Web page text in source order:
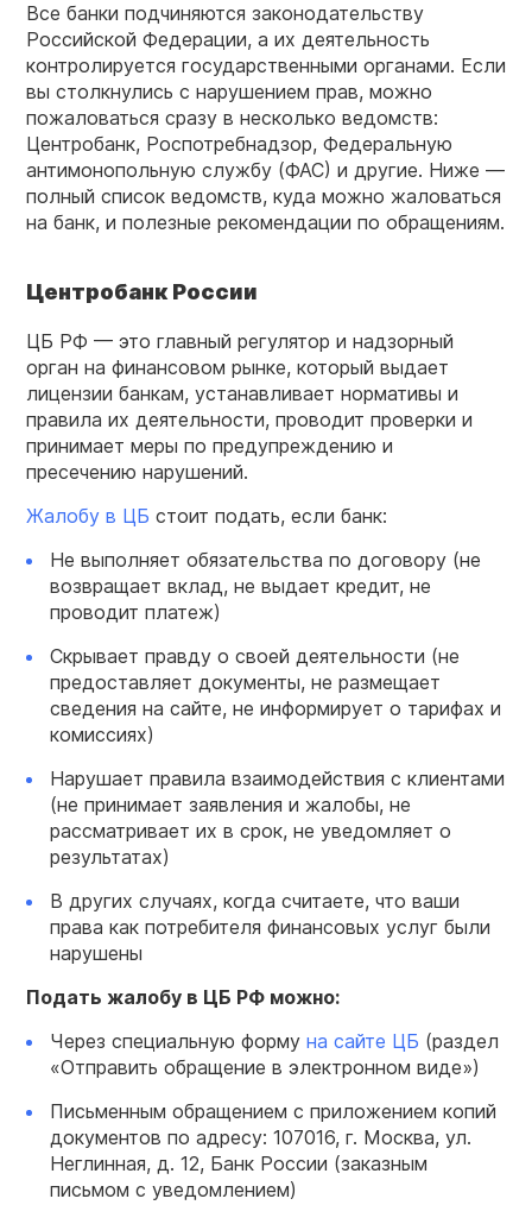
Все банки подчиняются законодательству
Российской Федерации, а их деятельность
контролируется государственными органами. Если
вы столкнулись с нарушением прав, можно
пожаловаться сразу в несколько ведомств:
Центробанк, Роспотребнадзор, Федеральную
антимонопольную службу (ФАС) и другие. Ниже —
полный список ведомств, куда можно жаловаться
на банк, и полезные рекомендации по обращениям.
Центробанк России
ЦБ РФ — это главный регулятор и надзорный
орган на финансовом рынке, который выдает
лицензии банкам, устанавливает нормативы и
правила их деятельности, проводит проверки и
принимает меры по предупреждению и
пресечению нарушений.
Жалобу в ЦБ стоит подать, если банк:
Не выполняет обязательства по договору (не
возвращает вклад, не выдает кредит, не
проводит платеж)
Скрывает правду о своей деятельности (не
предоставляет документы, не размещает
сведения на сайте, не информирует о тарифах и
комиссиях)
Нарушает правила взаимодействия с клиентами
(не принимает заявления и жалобы, не
рассматривает их в срок, не уведомляет о
результатах)
В других случаях, когда считаете, что ваши
права как потребителя финансовых услуг были
нарушены
Подать жалобу в ЦБ РФ можно:
Через специальную форму на сайте ЦБ (раздел
«Отправить обращение в электронном виде»)
Письменным обращением с приложением копий
документов по адресу: 107016, г. Москва, ул.
Неглинная, д. 12, Банк России (заказным
письмом с уведомлением)